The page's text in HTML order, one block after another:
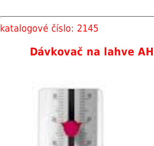
katalogové číslo: 2145
Dávkovač na lahve